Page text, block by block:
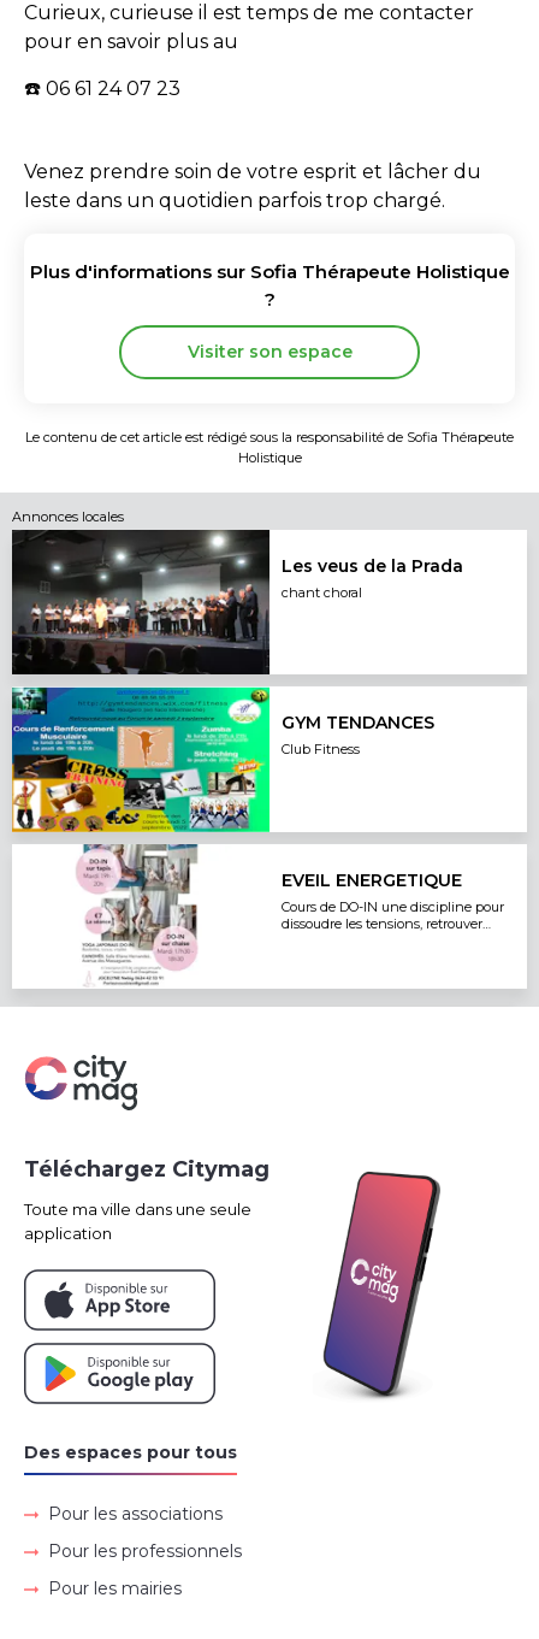
Curieux, curieuse il est temps de me contacter
pour en savoir plus au
☎️ 06 61 24 07 23
Venez prendre soin de votre esprit et lâcher du
leste dans un quotidien parfois trop chargé.
Plus d'informations sur Sofia Thérapeute Holistique
?
Visiter son espace
Le contenu de cet article est rédigé sous la responsabilité de Sofia Thérapeute
Holistique
Annonces locales
Les veus de la Prada
chant choral
GYM TENDANCES
Club Fitness
EVEIL ENERGETIQUE
Cours de DO-IN une discipline pour
dissoudre les tensions, retrouver
Des espaces pour tous
Pour les associations
Pour les professionnels
Pour les mairies
Téléchargez Citymag
Toute ma ville dans une seule
application